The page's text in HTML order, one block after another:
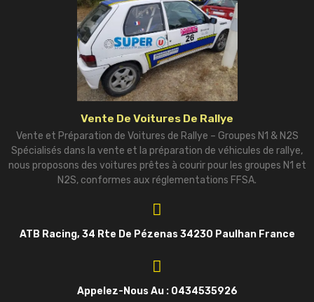
Vente De Voitures De Rallye
Vente et Préparation de Voitures de Rallye – Groupes N1 & N2S
Spécialisés dans la vente et la préparation de véhicules de rallye,
nous proposons des voitures prêtes à courir pour les groupes N1 et
N2S, conformes aux réglementations FFSA.
ATB Racing, 34 Rte De Pézenas 34230 Paulhan France
Appelez-Nous Au : 0434535926